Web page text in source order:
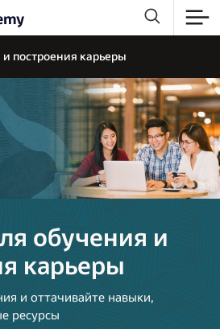
обучения и
карьеры
и оттачивайте навыки,
ресурсы
построения карьеры